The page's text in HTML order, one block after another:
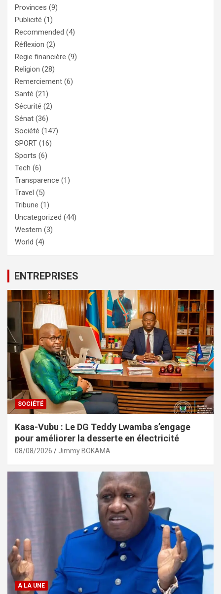
Provinces (9)
Publicité (1)
Recommended (4)
Réflexion (2)
Regie financière (9)
Religion (28)
Remerciement (6)
Santé (21)
Sécurité (2)
Sénat (36)
Société (147)
SPORT (16)
Sports (6)
Tech (6)
Transparence (1)
Travel (5)
Tribune (1)
Uncategorized (44)
Western (3)
World (4)
ENTREPRISES
SOCIÉTÉ
Kasa-Vubu : Le DG Teddy Lwamba s’engage
pour améliorer la desserte en électricité
08/08/2026 Jimmy BOKAMA
A LA UNE